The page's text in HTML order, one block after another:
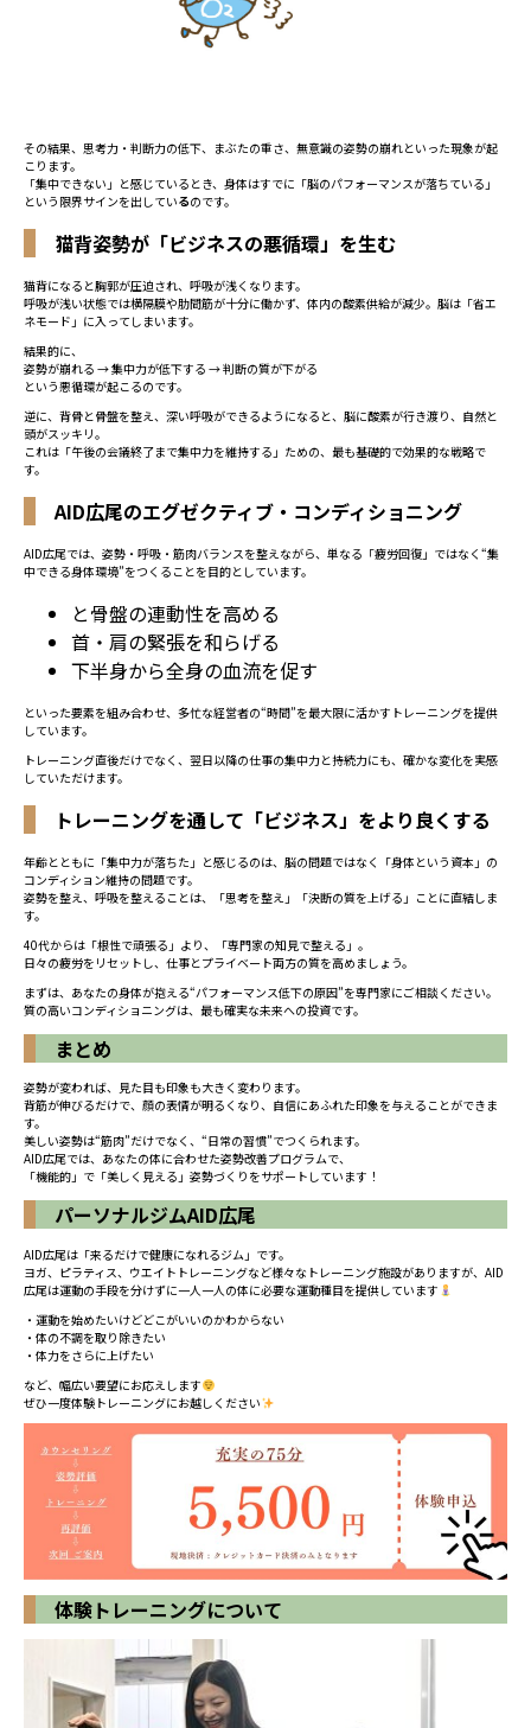
その結果、思考力・判断力の低下、まぶたの重さ、無意識の姿勢の崩れといった現象が起
こります。
「集中できない」と感じているとき、身体はすでに「脳のパフォーマンスが落ちている」
という限界サインを出しているのです。
猫背姿勢が「ビジネスの悪循環」を生む
猫背になると胸郭が圧迫され、呼吸が浅くなります。
呼吸が浅い状態では横隔膜や肋間筋が十分に働かず、体内の酸素供給が減少。脳は「省エ
ネモード」に入ってしまいます。
結果的に、
姿勢が崩れる → 集中力が低下する → 判断の質が下がる
という悪循環が起こるのです。
逆に、背骨と骨盤を整え、深い呼吸ができるようになると、脳に酸素が行き渡り、自然と
頭がスッキリ。
これは「午後の会議終了まで集中力を維持する」ための、最も基礎的で効果的な戦略で
す。
AID広尾のエグゼクティブ・コンディショニング
AID広尾では、姿勢・呼吸・筋肉バランスを整えながら、単なる「疲労回復」ではなく“集
中できる身体環境”をつくることを目的としています。
と骨盤の連動性を高める
首・肩の緊張を和らげる
下半身から全身の血流を促す
といった要素を組み合わせ、多忙な経営者の“時間”を最大限に活かすトレーニングを提供
しています。
トレーニング直後だけでなく、翌日以降の仕事の集中力と持続力にも、確かな変化を実感
していただけます。
トレーニングを通して「ビジネス」をより良くする
年齢とともに「集中力が落ちた」と感じるのは、脳の問題ではなく「身体という資本」の
コンディション維持の問題です。
姿勢を整え、呼吸を整えることは、「思考を整え」「決断の質を上げる」ことに直結しま
す。
40代からは「根性で頑張る」より、「専門家の知見で整える」。
日々の疲労をリセットし、仕事とプライベート両方の質を高めましょう。
まずは、あなたの身体が抱える“パフォーマンス低下の原因”を専門家にご相談ください。
質の高いコンディショニングは、最も確実な未来への投資です。
まとめ
姿勢が変われば、見た目も印象も大きく変わります。
背筋が伸びるだけで、顔の表情が明るくなり、自信にあふれた印象を与えることができま
す。
美しい姿勢は“筋肉”だけでなく、“日常の習慣”でつくられます。
AID広尾では、あなたの体に合わせた姿勢改善プログラムで、
「機能的」で「美しく見える」姿勢づくりをサポートしています！
パーソナルジムAID広尾
AID広尾は「来るだけで健康になれるジム」です。
ヨガ、ピラティス、ウエイトトレーニングなど様々なトレーニング施設がありますが、AID
広尾は運動の手段を分けずに一人一人の体に必要な運動種目を提供しています
・運動を始めたいけどどこがいいのかわからない
・体の不調を取り除きたい
・体力をさらに上げたい
など、幅広い要望にお応えします
ぜひ一度体験トレーニングにお越しください
体験トレーニングについて